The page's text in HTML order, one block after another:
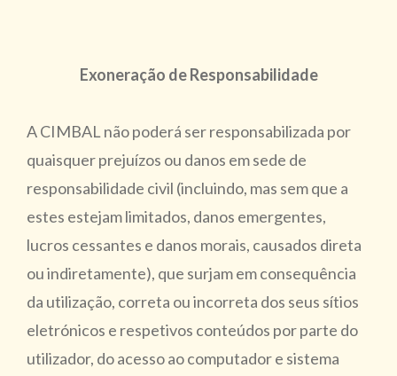
Exoneração de Responsabilidade
A CIMBAL não poderá ser responsabilizada por
quaisquer prejuízos ou danos em sede de
responsabilidade civil (incluindo, mas sem que a
estes estejam limitados, danos emergentes,
lucros cessantes e danos morais, causados direta
ou indiretamente), que surjam em consequência
da utilização, correta ou incorreta dos seus sítios
eletrónicos e respetivos conteúdos por parte do
utilizador, do acesso ao computador e sistema